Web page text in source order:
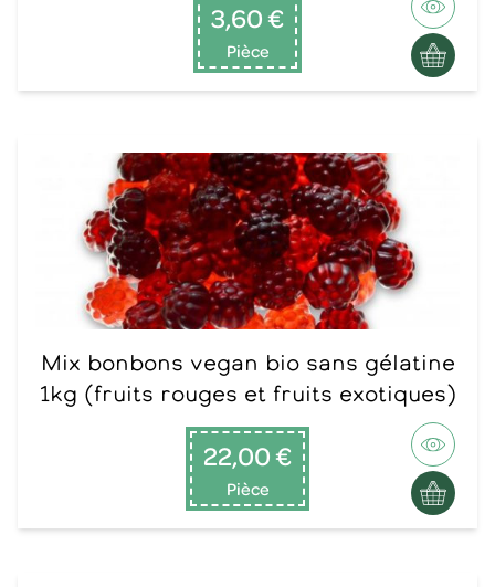
3,60 €
Pièce
Mix bonbons vegan bio sans gélatine
1kg (fruits rouges et fruits exotiques)
22,00 €
Pièce